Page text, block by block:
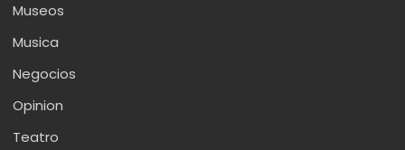
Museos
Musica
Negocios
Opinion
Teatro